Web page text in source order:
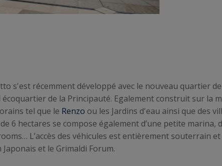
s'est récemment développé avec le nouveau quartier
écoquartier de la Principauté. Egalement construit sur la
tel que le Renzo ou les Jardins d'eau ainsi que des
6 hectares se compose également d’une petite marina,
L’accès des véhicules est entièrement souterrain
et le Grimaldi Forum.